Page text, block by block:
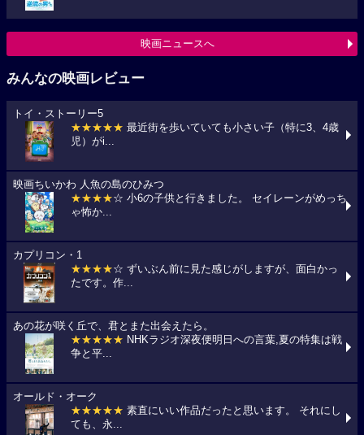
映画ニュースへ
みんなの映画レビュー
トイ・ストーリー5
★★★★★ 最近街を歩いていても小さい子（特に3、4歳
児）がi...
映画ちいかわ 人魚の島のひみつ
★★★★☆ 小6の子供と行きました。 セイレーンがめっち
ゃ怖か...
カプリコン・1
★★★★☆ ずいぶん前に見た感じがしますが、面白かっ
たです。作...
あの花が咲く丘で、君とまた出会えたら。
★★★★★ NHKラジオ深夜便明日への言葉,夏の特集は戦
争と平...
オールド・オーク
★★★★★ 素直にいい作品だったと思います。 それにし
ても、永...